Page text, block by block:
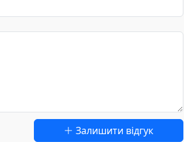
Залишити відгук